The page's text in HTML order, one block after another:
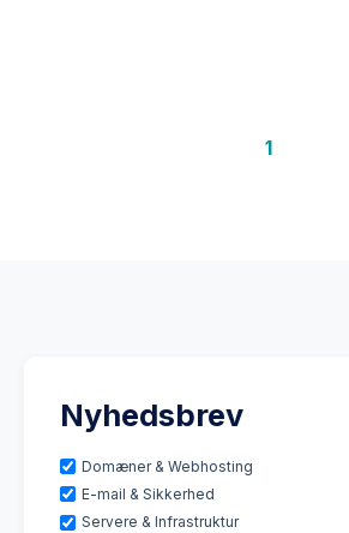
1
Nyhedsbrev
Domæner & Webhosting
E-mail & Sikkerhed
Servere & Infrastruktur